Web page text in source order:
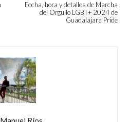
Fecha, hora y detalles de Marcha
del Orgullo LGBT+ 2024 de
Guadalajara Pride